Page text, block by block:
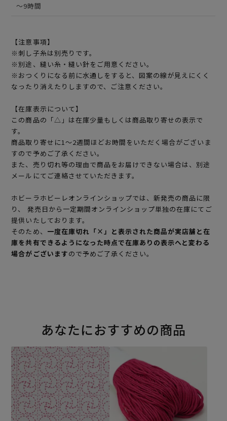
～9時間
【注意事項】
※刺し子糸は別売りです。
※別途、縫い糸・縫い針をご用意ください。
※おつくりになる前に水通しをすると、図案の線が見えにくく
なったり消えたりしますので、ご注意ください。
【在庫表示について】
この商品の「△」は在庫少量もしくは商品取り寄せの表示で
す。
商品取り寄せに1～2週間ほどお時間をいただく場合がございま
すので予めご了承ください。
また、売り切れ等の理由で商品をお届けできない場合は、別途
メールにてご連絡させていただきます。
ホビーラホビーレオンラインショップでは、新発売の商品に限
り、 発売日から一定期間オンラインショップ単独の在庫にてご
提供いたしております。
そのため、 一度在庫切れ「×」と表示された商品が実店舗と在
庫を共有できるようになった時点で在庫ありの表示へと変わる
場合がございますので予めご了承ください。
あなたにおすすめの商品